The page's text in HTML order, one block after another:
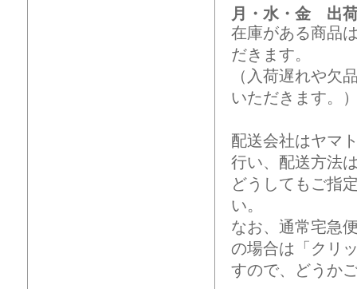
月・水・金 出
在庫がある商品
だきます。
（入荷遅れや欠
いただきます。
配送会社はヤマ
行い、配送方法
どうしてもご指
い。
なお、通常宅急
の場合は「クリ
すので、どうか